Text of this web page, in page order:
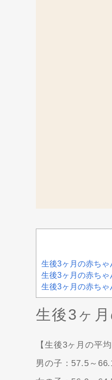
生後3ヶ月の赤ちゃ
生後3ヶ月の赤ちゃ
生後3ヶ月の赤ちゃ
生後3ヶ
【生後3ヶ月の平均
男の子：57.5～